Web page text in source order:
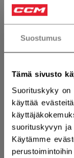
Suostumus
Tämä sivusto
Suorituskyky on
käyttää
suorituskyvyn ja
Käytämme
ETSI